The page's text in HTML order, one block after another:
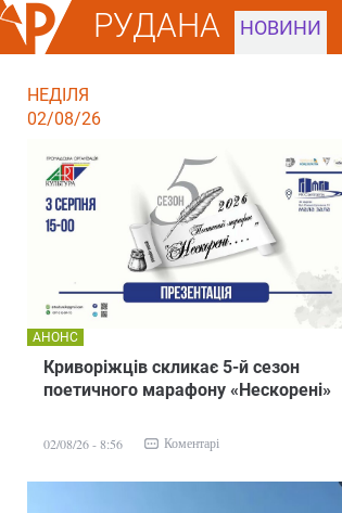
РУДАНА НОВИНИ
НЕДІЛЯ
02/08/26
Криворіжців скликає 5-й сезон
поетичного марафону «Нескорені»
АНОНС
02/08/26 - 8:56 Коментарі